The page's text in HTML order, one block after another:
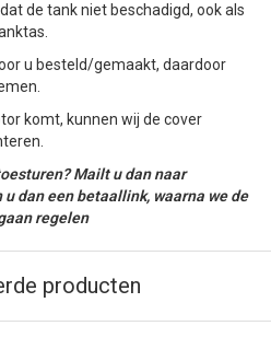
de tank niet beschadigd, ook als
u besteld/gemaakt, daardoor
komt, kunnen wij de cover
Mailt u dan naar
dan een betaallink, waarna we de
regelen
producten